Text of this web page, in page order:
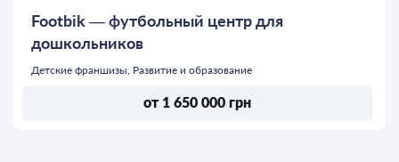
Footbik — футбольный центр для
дошкольников
Детские франшизы, Развитие и образование
от 1 650 000 грн